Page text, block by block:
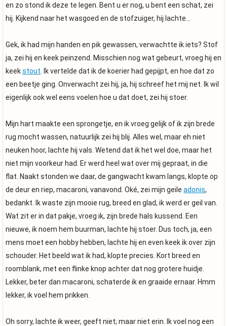
en zo stond ik deze te legen. Bent u er nog, u bent een schat, zei
hij. Kijkend naar het wasgoed en de stofzuiger, hij lachte…
Gek, ik had mijn handen en pik gewassen, verwachtte ik iets? Stof
ja, zei hij en keek peinzend. Misschien nog wat gebeurt, vroeg hij en
keekstout . Ik vertelde dat ik de koerier had gepijpt, en hoe dat zo
een beetje ging. Onverwacht zei hij, ja, hij schreef het mij net. Ik wil
eigenlijk ook wel eens voelen hoe u dat doet, zei hij stoer.
Mijn hart maakte een sprongetje, en ik vroeg gelijk of ik zijn brede
rug mocht wassen, natuurlijk zei hij blij. Alles wel, maar eh niet
neuken hoor, lachte hij vals. Wetend dat ik het wel doe, maar het
niet mijn voorkeur had. Er werd heel wat over mij gepraat, in die
flat. Naakt stonden we daar, de gangwacht kwam langs, klopte op
de deur en riep, macaroni, vanavond. Oké, zei mijn geile adonis,
bedankt. Ik waste zijn mooie rug, breed en glad, ik werd er geil van.
Wat zit er in dat pakje, vroeg ik, zijn brede hals kussend. Een
nieuwe, ik noem hem buurman, lachte hij stoer. Dus toch, ja, een
mens moet een hobby hebben, lachte hij en even keek ik over zijn
schouder. Het beeld wat ik had, klopte precies. Kort breed en
roomblank, met een flinke knop achter dat nog grotere huidje.
Lekker, beter dan macaroni, schaterde ik en graaide ernaar. Hmm
lekker, ik voel hem prikken.
Oh sorry, lachte ik weer, geeft niet; maar niet erin. Ik voel nog een